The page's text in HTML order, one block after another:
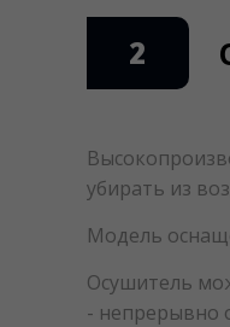
2
убирать из
Модель
Осушитель
- непрерывно